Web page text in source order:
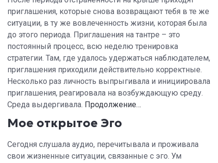
приглашения, которые снова возвращают тебя в те же
ситуации, в ту же вовлеченность жизни, которая была
до этого периода. Приглашения на тантре – это
постоянный процесс, всю неделю тренировка
стратегии. Там, где удалось удержаться наблюдателем,
приглашения приходили действительно корректные.
Несколько раз личность выпрыгивала и инициировала
приглашения, реагировала на возбуждающую среду.
Среда выдергивала. Продолжение…
Мое открытое Эго
Сегодня слушала аудио, перечитывала и проживала
свои жизненные ситуации, связанные с эго. Ум